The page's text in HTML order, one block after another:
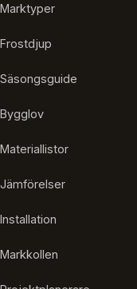
Marktyper
Frostdjup
Säsongsguide
Bygglov
Materiallistor
Jämförelser
Installation
Markkollen